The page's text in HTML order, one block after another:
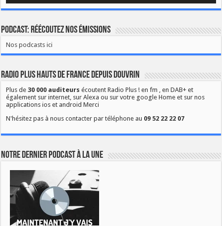
Podcast: Réécoutez nos émissions
Nos podcasts ici
Radio Plus Hauts de France depuis Douvrin
Plus de30 000 auditeurs écoutent Radio Plus ! en fm , en DAB+ et
également sur internet, sur Alexa ou sur votre google Home et sur nos
applications ios et android Merci
N'hésitez pas à nous contacter par téléphone au 09 52 22 22 07
Notre dernier podcast à la une